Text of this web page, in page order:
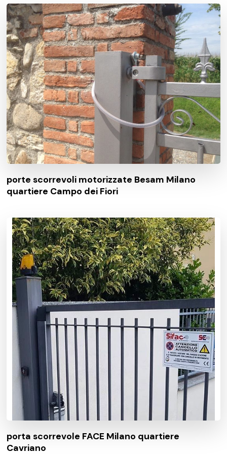
porte scorrevoli motorizzate Besam Milano
quartiere Campo dei Fiori
porta scorrevole FACE Milano quartiere
Cavriano